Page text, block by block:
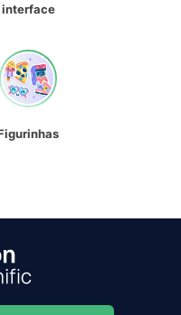
interface